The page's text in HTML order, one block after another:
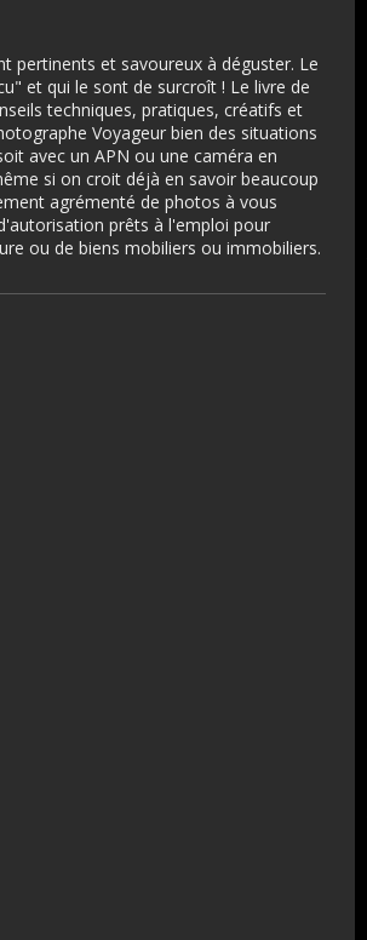
pertinents et savoureux à déguster. Le
et qui le sont de surcroît ! Le livre de
techniques, pratiques, créatifs et
Voyageur bien des situations
avec un APN ou une caméra en
si on croit déjà en savoir beaucoup
agrémenté de photos à vous
prêts à l'emploi pour
ou de biens mobiliers ou immobiliers.